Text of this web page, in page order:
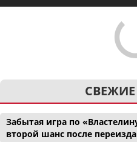
Забытая игра по
второй шанс после